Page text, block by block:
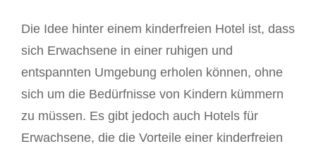
Die Idee hinter einem kinderfreien Hotel ist, dass
sich Erwachsene in einer ruhigen und
entspannten Umgebung erholen können, ohne
sich um die Bedürfnisse von Kindern kümmern
zu müssen. Es gibt jedoch auch Hotels für
Erwachsene, die die Vorteile einer kinderfreien